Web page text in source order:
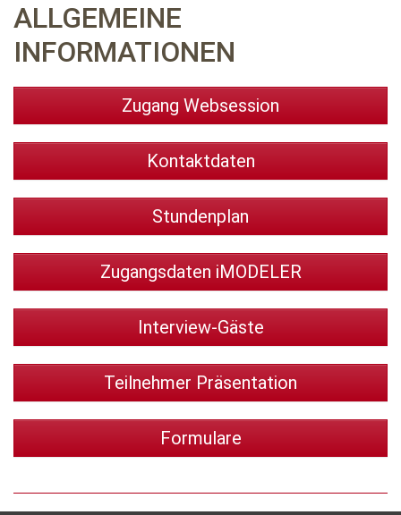
ALLGEMEINE
INFORMATIONEN
Zugang Websession
Kontaktdaten
Stundenplan
Zugangsdaten iMODELER
Interview-Gäste
Teilnehmer Präsentation
Formulare